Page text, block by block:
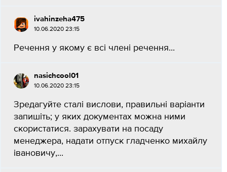
ivahinzeha475
10.06.2020 23:15
Речення у якому є всі члені речення...
nasichcool01
10.06.2020 23:15
Зредагуйте сталі вислови, правильні варіанти
запишіть; у яких документах можна ними
скористатися. зарахувати на посаду
менеджера, надати отпуск гладченко михайлу
івановичу,...